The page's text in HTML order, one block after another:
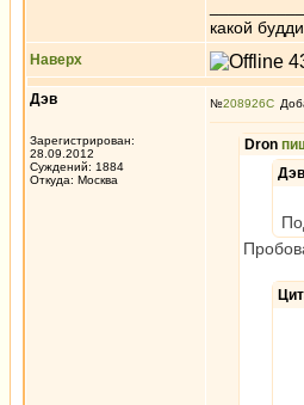
какой
Наверх
Дэв
Зарегистрирован:
28.09.2012
Суждений: 1884
Откуда: Москва
№208926
Dron
Дэв